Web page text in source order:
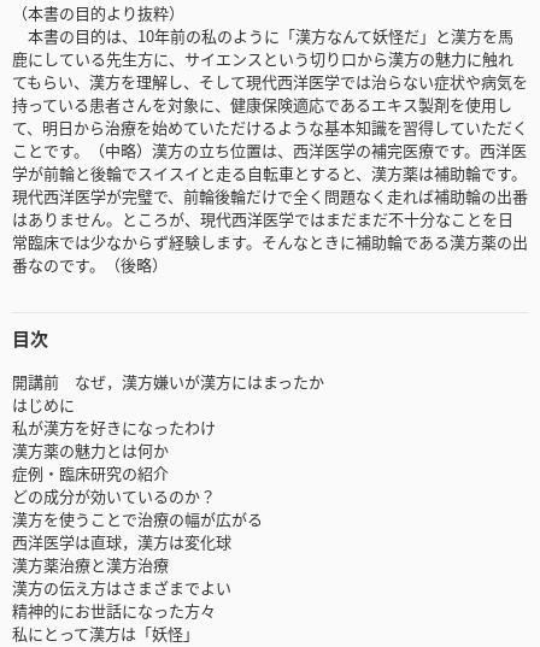
（本書の目的より抜粋）
本書の目的は、10年前の私のように「漢方なんて妖怪だ」と漢方を馬
鹿にしている先生方に、サイエンスという切り口から漢方の魅力に触れ
てもらい、漢方を理解し、そして現代西洋医学では治らない症状や病気を
持っている患者さんを対象に、健康保険適応であるエキス製剤を使用し
て、明日から治療を始めていただけるような基本知識を習得していただく
ことです。（中略）漢方の立ち位置は、西洋医学の補完医療です。西洋医
学が前輪と後輪でスイスイと走る自転車とすると、漢方薬は補助輪です。
現代西洋医学が完璧で、前輪後輪だけで全く問題なく走れば補助輪の出番
はありません。ところが、現代西洋医学ではまだまだ不十分なことを日
常臨床では少なからず経験します。そんなときに補助輪である漢方薬の出
番なのです。（後略）
目次
開講前 なぜ，漢方嫌いが漢方にはまったか
はじめに
私が漢方を好きになったわけ
漢方薬の魅力とは何か
症例・臨床研究の紹介
どの成分が効いているのか？
漢方を使うことで治療の幅が広がる
西洋医学は直球，漢方は変化球
漢方薬治療と漢方治療
漢方の伝え方はさまざまでよい
精神的にお世話になった方々
私にとって漢方は「妖怪」